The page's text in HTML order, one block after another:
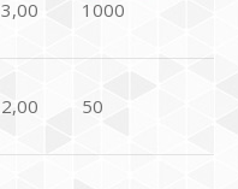
3,00 1000
2,00 50